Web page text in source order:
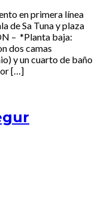
en primera línea
de Sa Tuna y plaza
– *Planta baja:
dos camas
y un cuarto de baño
[…]